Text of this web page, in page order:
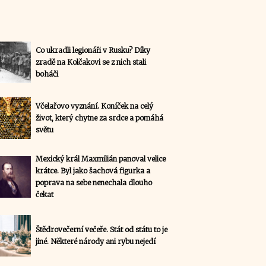
Co ukradli legionáři v Rusku? Díky
zradě na Kolčakovi se z nich stali
boháči
Včelařovo vyznání. Koníček na celý
život, který chytne za srdce a pomáhá
světu
Mexický král Maxmilián panoval velice
krátce. Byl jako šachová figurka a
poprava na sebe nenechala dlouho
čekat
Štědrovečerní večeře. Stát od státu to je
jiné. Některé národy ani rybu nejedí